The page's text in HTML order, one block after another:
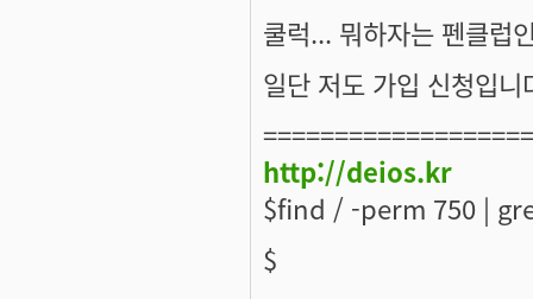
쿨럭... 뭐하자는 펜클럽
일단 저도 가입 신청입
http://deios.kr
$find / -perm 750 |
$